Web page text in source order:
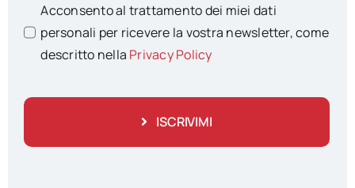
Acconsento al trattamento dei miei dati
personali per ricevere la vostra newsletter, come
descritto nella Privacy Policy
ISCRIVIMI